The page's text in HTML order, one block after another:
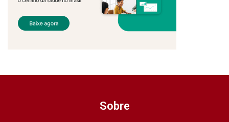
Sobre